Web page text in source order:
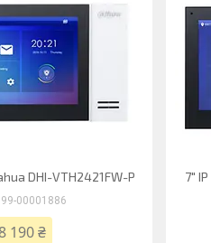
DHI-VTH2421FW-P
99-00001886
8 190 ₴
7"